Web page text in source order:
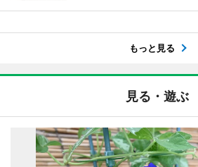
もっと見る
見る・遊ぶ